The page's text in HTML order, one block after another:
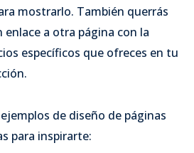
mostrarlo. También querrás
a otra página con la
específicos que ofreces en tu
de diseño de páginas
para inspirarte: